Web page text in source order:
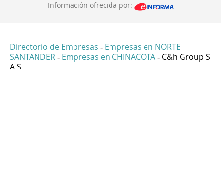
Información ofrecida por:
Directorio de Empresas - Empresas en NORTE
SANTANDER - Empresas en CHINACOTA - C&h Group S
A S